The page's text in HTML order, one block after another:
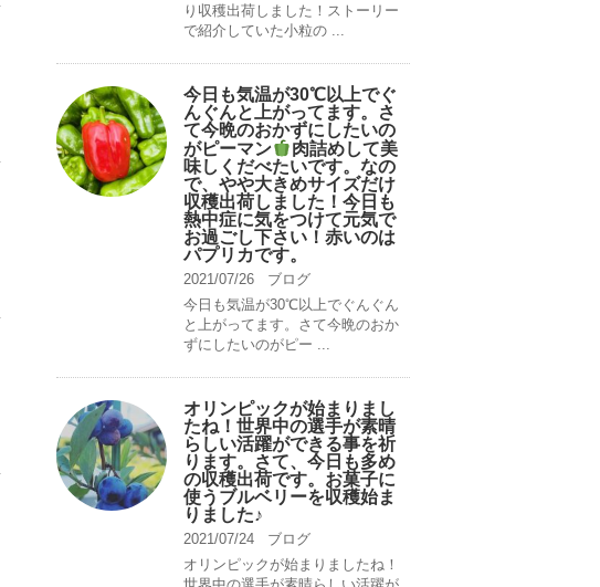
り収穫出荷しました！ストーリー
で紹介していた小粒の ...
今日も気温が30℃以上でぐ
んぐんと上がってます。さ
て今晩のおかずにしたいの
がピーマン
肉詰めして美
味しくだべたいです。なの
で、やや大きめサイズだけ
収穫出荷しました！今日も
熱中症に気をつけて元気で
お過ごし下さい！赤いのは
パプリカです。
2021/07/26
ブログ
今日も気温が30℃以上でぐんぐん
と上がってます。さて今晩のおか
ずにしたいのがピー ...
オリンピックが始まりまし
たね！世界中の選手が素晴
らしい活躍ができる事を祈
ります。さて、今日も多め
の収穫出荷です。お菓子に
使うブルベリーを収穫始ま
りました♪
2021/07/24
ブログ
オリンピックが始まりましたね！